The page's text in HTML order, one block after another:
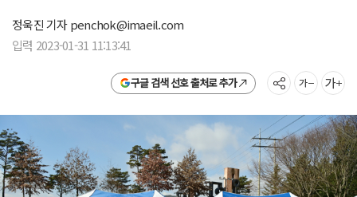
정욱진 기자penchok@imaeil.com
입력 2023-01-31 11:13:41
구글 검색 선호 출처로 추가